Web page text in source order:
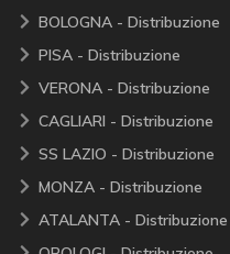
BOLOGNA - Distribuzione
PISA - Distribuzione
VERONA - Distribuzione
CAGLIARI - Distribuzione
SS LAZIO - Distribuzione
MONZA - Distribuzione
ATALANTA - Distribuzione